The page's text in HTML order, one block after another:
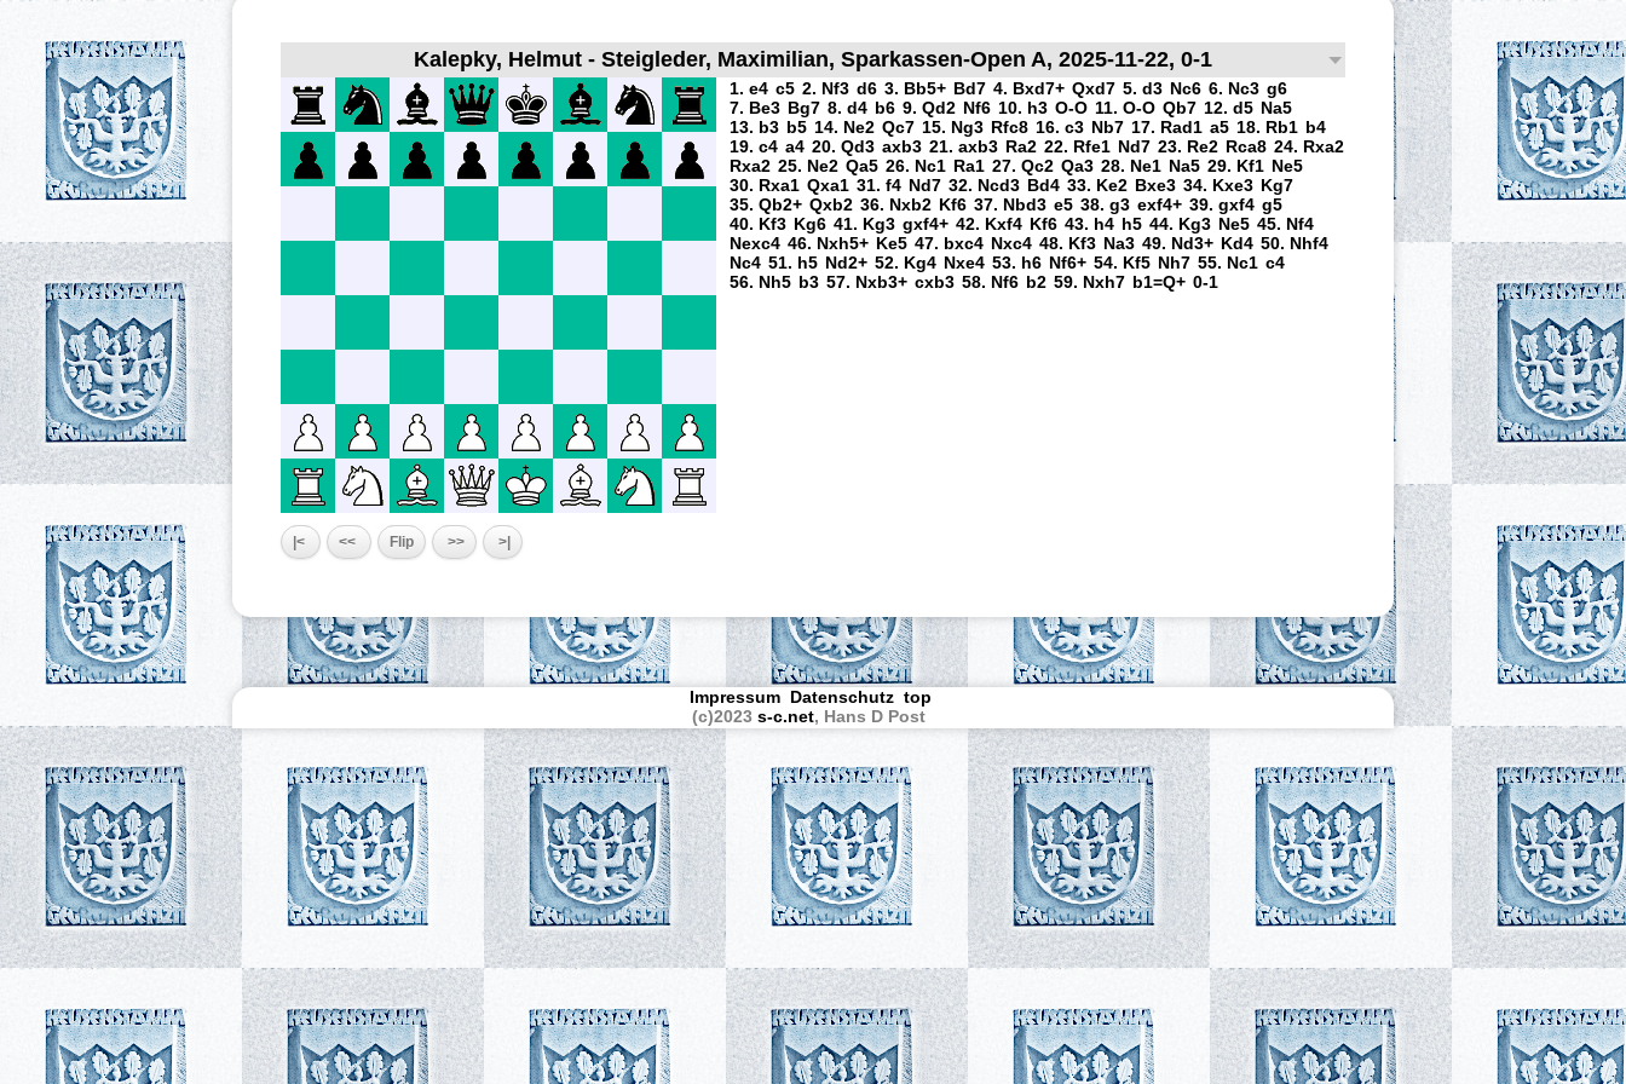
Kalepky, Helmut - Steigleder, Maximilian, Sparkassen-Open A, 2025-11-22, 0-1
1. e4 c5 2. Nf3 d6 3. Bb5+ Bd7 4. Bxd7+ Qxd7 5. d3 Nc6 6. Nc3 g6
7. Be3 Bg7 8. d4 b6 9. Qd2 Nf6 10. h3 O-O 11. O-O Qb7 12. d5 Na5
13. b3 b5 14. Ne2 Qc7 15. Ng3 Rfc8 16. c3 Nb7 17. Rad1 a5 18. Rb1 b4
19. c4 a4 20. Qd3 axb3 21. axb3 Ra2 22. Rfe1 Nd7 23. Re2 Rca8 24. Rxa2
Rxa2 25. Ne2 Qa5 26. Nc1 Ra1 27. Qc2 Qa3 28. Ne1 Na5 29. Kf1 Ne5
30. Rxa1 Qxa1 31. f4 Nd7 32. Ncd3 Bd4 33. Ke2 Bxe3 34. Kxe3 Kg7
35. Qb2+ Qxb2 36. Nxb2 Kf6 37. Nbd3 e5 38. g3 exf4+ 39. gxf4 g5
40. Kf3 Kg6 41. Kg3 gxf4+ 42. Kxf4 Kf6 43. h4 h5 44. Kg3 Ne5 45. Nf4
Nexc4 46. Nxh5+ Ke5 47. bxc4 Nxc4 48. Kf3 Na3 49. Nd3+ Kd4 50. Nhf4
Nc4 51. h5 Nd2+ 52. Kg4 Nxe4 53. h6 Nf6+ 54. Kf5 Nh7 55. Nc1 c4
56. Nh5 b3 57. Nxb3+ cxb3 58. Nf6 b2 59. Nxh7 b1=Q+ 0-1
|< << Flip >> >|
Impressum Datenschutz top
(c)2023 s-c.net, Hans D Post